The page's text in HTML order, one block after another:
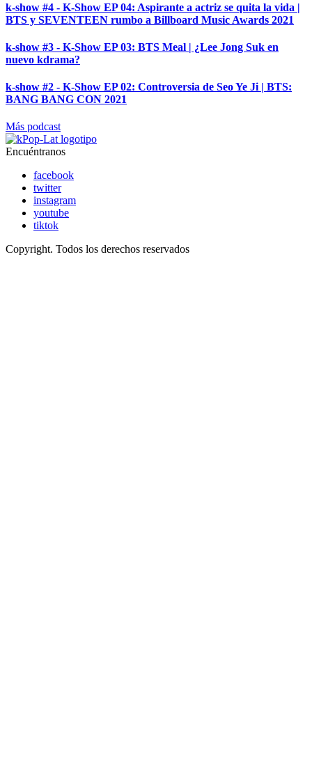
k-show #4 - K-Show EP 04: Aspirante a actriz se quita la vida |
BTS y SEVENTEEN rumbo a Billboard Music Awards 2021
k-show #3 - K-Show EP 03: BTS Meal | ¿Lee Jong Suk en
nuevo kdrama?
k-show #2 - K-Show EP 02: Controversia de Seo Ye Ji | BTS:
BANG BANG CON 2021
Más podcast
Encuéntranos
facebook
twitter
instagram
youtube
tiktok
Copyright. Todos los derechos reservados